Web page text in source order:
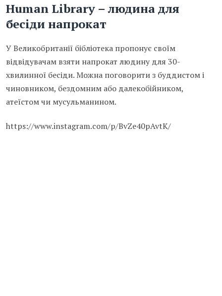
Human Library – людина для
бесіди напрокат
У Великобританії бібліотека пропонує своїм
відвідувачам взяти напрокат людину для 30-
хвилинної бесіди. Можна поговорити з буддистом і
чиновником, бездомним або далекобійником,
атеїстом чи мусульманином.
https://www.instagram.com/p/BvZe40pAvtK/